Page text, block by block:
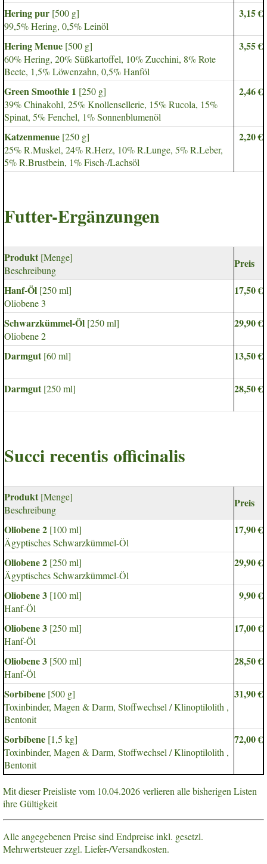
Hering pur [500 g]
99,5% Hering, 0,5% Leinöl
3,15 €
Hering Menue [500 g]
60% Hering, 20% Süßkartoffel, 10% Zucchini, 8% Rote
Beete, 1,5% Löwenzahn, 0,5% Hanföl
3,55 €
Green Smoothie 1 [250 g]
39% Chinakohl, 25% Knollensellerie, 15% Rucola, 15%
Spinat, 5% Fenchel, 1% Sonnenblumenöl
2,46 €
Katzenmenue [250 g]
25% R.Muskel, 24% R.Herz, 10% R.Lunge, 5% R.Leber,
5% R.Brustbein, 1% Fisch-/Lachsöl
2,20 €
Futter-Ergänzungen
Produkt[Menge]
Beschreibung
Preis
Hanf-Öl [250 ml]
Oliobene 3
17,50 €
Schwarzkümmel-Öl [250 ml]
Oliobene 2
29,90 €
Darmgut[60 ml] 13,50 €
Darmgut[250 ml] 28,50 €
Succi recentis officinalis
Produkt[Menge]
Beschreibung
Preis
Oliobene 2 [100 ml]
Ägyptisches Schwarzkümmel-Öl
17,90 €
Oliobene 2 [250 ml]
Ägyptisches Schwarzkümmel-Öl
29,90 €
Oliobene 3 [100 ml]
Hanf-Öl
9,90 €
Oliobene 3 [250 ml]
Hanf-Öl
17,00 €
Oliobene 3 [500 ml]
Hanf-Öl
28,50 €
Sorbibene [500 g]
Toxinbinder, Magen & Darm, Stoffwechsel / Klinoptilolith ,
Bentonit
31,90 €
Sorbibene [1,5 kg]
Toxinbinder, Magen & Darm, Stoffwechsel / Klinoptilolith ,
Bentonit
72,00 €
Mit dieser Preisliste vom 10.04.2026 verlieren alle bisherigen Listen
ihre Gültigkeit
Alle angegebenen Preise sind Endpreise inkl. gesetzl.
Mehrwertsteuer zzgl. Liefer-/Versandkosten.